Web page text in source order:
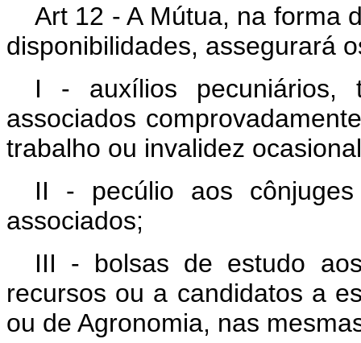
Art 12 - A Mútua, na forma
disponibilidades, assegurará
I - auxílios pecuniários,
associados
trabalho ou invalidez
II - pecúlio aos
associados;
III - bolsas de estudo
recursos ou a candidatos a
ou de Agronomia, nas